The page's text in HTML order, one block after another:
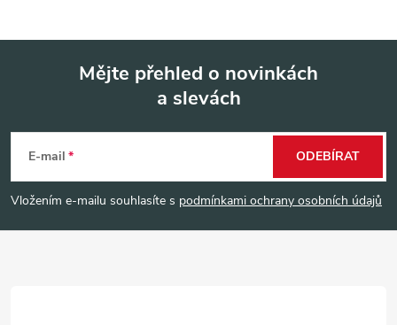
p
a
Mějte přehled o novinkách
a slevách
E-mail
Vložením e-mailu souhlasíte s podmínkami ochrany osobních údajů
ODEBÍRAT